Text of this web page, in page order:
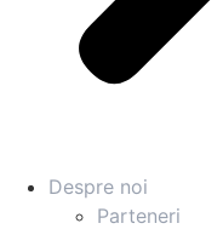
Despre noi
Parteneri